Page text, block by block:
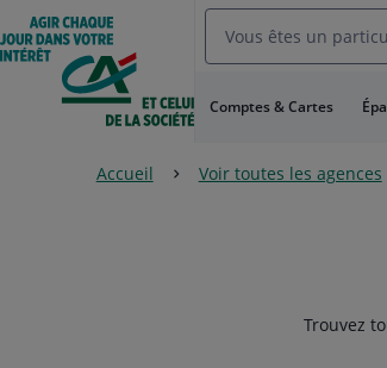
Aller
au
Menu
Aller au
Contenu
Vous êtes un
Comptes & Cartes
Accueil Voir toutes les agences
Trouvez